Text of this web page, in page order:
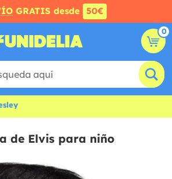
GRATIS desde 50€
0
de Elvis para niño